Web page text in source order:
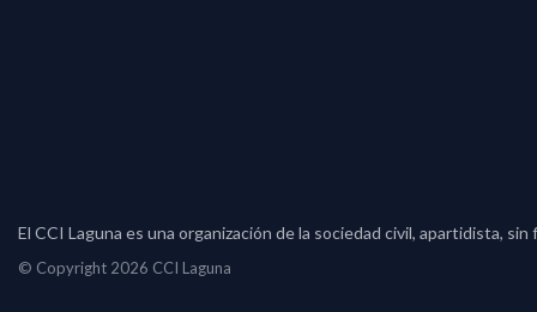
El CCI Laguna es una organización de la sociedad civil, apartidista,
© Copyright 2026 CCI Laguna